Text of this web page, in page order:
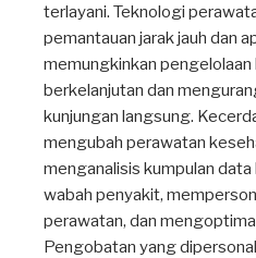
terlayani. Teknologi
pemantauan jarak jauh dan
memungkinkan
berkelanjutan dan
kunjungan langsung.
mengubah perawatan
menganalisis kumpulan
wabah penyakit,
perawatan, dan
Pengobatan yang